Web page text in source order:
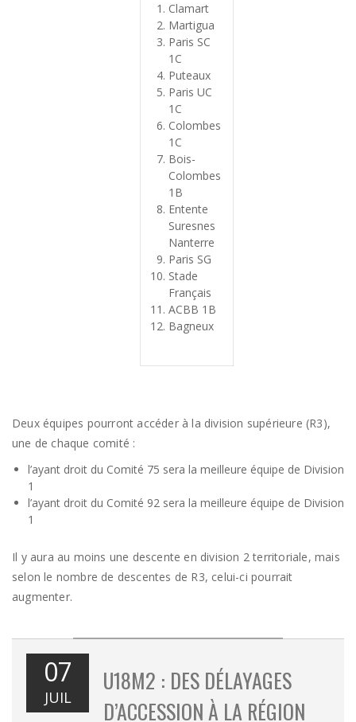
Clamart
Martigua
Paris SC
1C
Puteaux
Paris UC
1C
Colombes
1C
Bois-
Colombes
1B
Entente
Suresnes
Nanterre
Paris SG
Stade
Français
ACBB 1B
Bagneux
Deux équipes pourront accéder à la division supérieure (R3),
une de chaque comité :
l’ayant droit du Comité 75 sera la meilleure équipe de Division
1
l’ayant droit du Comité 92 sera la meilleure équipe de Division
1
Il y aura au moins une descente en division 2 territoriale, mais
selon le nombre de descentes de R3, celui-ci pourrait
augmenter.
07
JUIL
U18M2 : DES DÉLAYAGES
D’ACCESSION À LA RÉGION